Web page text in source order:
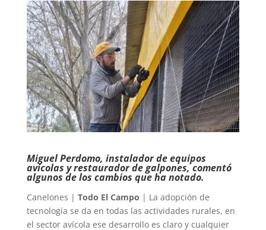
Miguel Perdomo, instalador de equipos
avícolas y restaurador de galpones, comentó
algunos de los cambios que ha notado.
Canelones | Todo El Campo | La adopción de
tecnología se da en todas las actividades rurales, en
el sector avícola ese desarrollo es claro y cualquier